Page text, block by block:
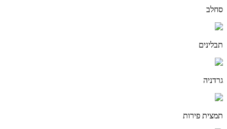
סחלב
תבלינים
גרדניה
תמצית פירות